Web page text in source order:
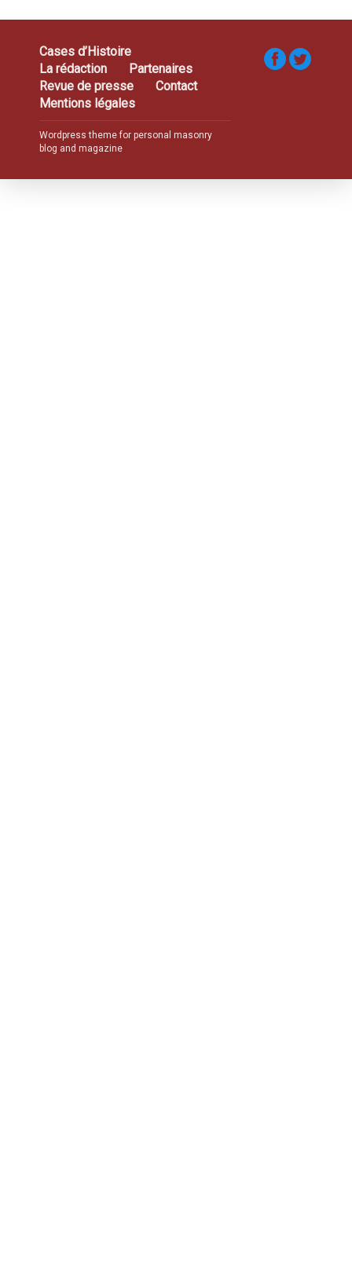
Cases d’Histoire
La rédaction
Partenaires
Revue de presse
Contact
Mentions légales
Wordpress theme for personal masonry
blog and magazine